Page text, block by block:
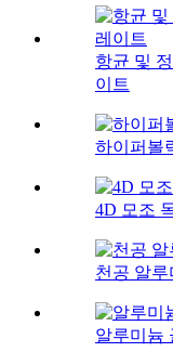
항균 및
이트
하이퍼볼
4D 모조
천공 알루
알루미늄